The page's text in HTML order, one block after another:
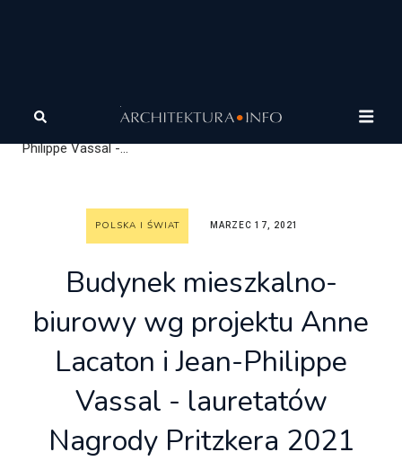
Architektura
mieszkalno-biurowy wg projektu Anne Lacaton i Jean-
Philippe Vassal -...
POLSKA I ŚWIAT MARZEC 17, 2021
Budynek mieszkalno-
biurowy wg projektu Anne
Lacaton i Jean-Philippe
Vassal - lauretatów
Nagrody Pritzkera 2021